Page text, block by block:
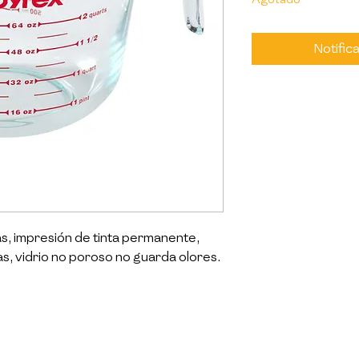
impresión de tinta permanente,
vidrio no poroso no guarda olores.